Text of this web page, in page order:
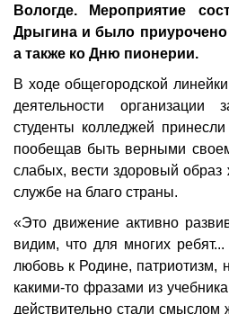
Вологде. Мероприятие
Дрыгина и было
а также ко Дню пионерии.
В ходе общегородской
деятельности
студенты колледжей
пообещав быть верными
слабых, вести здоровый образ
службе на благо страны.
«Это движение активно
видим, что для многих ребят...
любовь к Родине, патриотизм,
какими-то фразами из
действительно стали